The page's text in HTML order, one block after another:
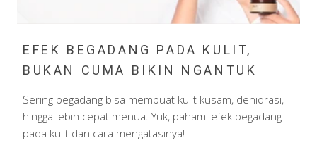
EFEK BEGADANG PADA KULIT,
BUKAN CUMA BIKIN NGANTUK
Sering begadang bisa membuat kulit kusam, dehidrasi,
hingga lebih cepat menua. Yuk, pahami efek begadang
pada kulit dan cara mengatasinya!